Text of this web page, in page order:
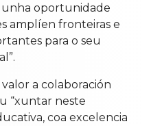
unha oportunidade
amplíen fronteiras e
para o seu
a colaboración
“xuntar neste
coa excelencia